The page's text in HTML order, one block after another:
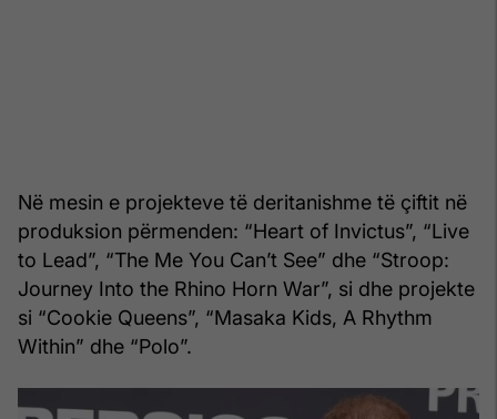
Në mesin e projekteve të deritanishme të çiftit në
produksion përmenden: “Heart of Invictus”, “Live
to Lead”, “The Me You Can’t See” dhe “Stroop:
Journey Into the Rhino Horn War”, si dhe projekte
si “Cookie Queens”, “Masaka Kids, A Rhythm
Within” dhe “Polo”.